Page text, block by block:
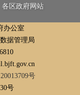
各区政府网站
办公室
据管理局
号
号